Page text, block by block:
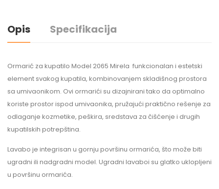
Opis Specifikacija
Ormarić za kupatilo Model 2065 Mirela funkcionalan i estetski
element svakog kupatila, kombinovanjem skladišnog prostora
sa umivaonikom. Ovi ormarići su dizajnirani tako da optimalno
koriste prostor ispod umivaonika, pružajući praktično rešenje za
odlaganje kozmetike, peškira, sredstava za čišćenje i drugih
kupatilskih potrepština.
Lavabo je integrisan u gornju površinu ormarića, što može biti
ugradni ili nadgradni model. Ugradni lavaboi su glatko uklopljeni
u površinu ormarića.